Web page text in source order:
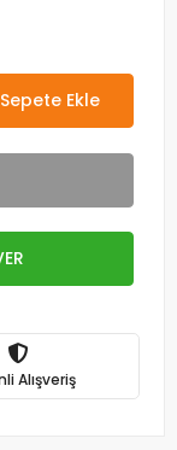
Sepete Ekle
Alışveriş